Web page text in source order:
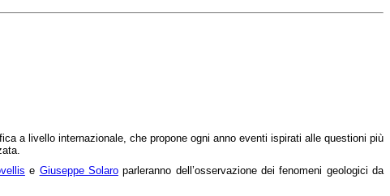
a livello internazionale, che propone ogni anno eventi ispirati alle questioni più
e Giuseppe Solaroparleranno dell’osservazione dei fenomeni geologici da